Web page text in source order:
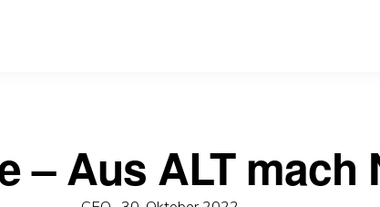
– Aus ALT mach